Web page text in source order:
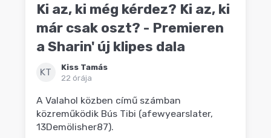
Ki az, ki még kérdez? Ki az, ki
már csak oszt? - Premieren
a Sharin' új klipes dala
KT
Kiss Tamás
22 órája
A Valahol közben című számban
közreműködik Bús Tibi (afewyearslater,
13Demölisher87).